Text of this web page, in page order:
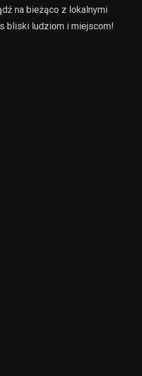
na bieżąco z lokalnymi
bliski ludziom i miejscom!